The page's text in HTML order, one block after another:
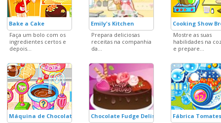
Bake a Cake
Faça um bolo com os
ingredientes certos e
depois...
Emily's Kitchen
Prepara deliciosas
receitas na companhia
da...
Cooking Show
Mostre as suas
habilidades na
e prepare...
Máquina de Chocolates da SueChocolate Fudge Delish
Fábrica